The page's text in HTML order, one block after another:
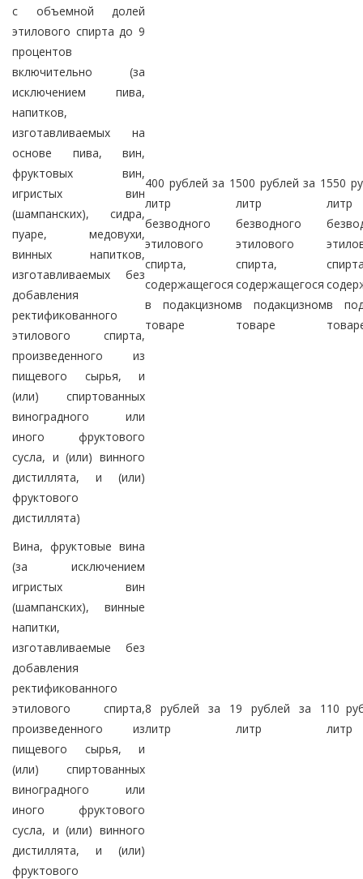
с объемной долей
этилового спирта до 9
процентов
включительно (за
исключением пива,
напитков,
изготавливаемых на
основе пива, вин,
фруктовых вин,
игристых вин
(шампанских), сидра,
пуаре, медовухи,
винных напитков,
изготавливаемых без
добавления
ректификованного
этилового спирта,
произведенного из
пищевого сырья, и
(или) спиртованных
виноградного или
иного фруктового
сусла, и (или) винного
дистиллята, и (или)
фруктового
дистиллята)
400 рублей за 1
литр
безводного
этилового
спирта,
содержащегося
в подакцизном
товаре
500 рублей за 1
литр
безводного
этилового
спирта,
содержащегося
в подакцизном
товаре
550
литр
в
Вина, фруктовые вина
(за исключением
игристых вин
(шампанских), винные
напитки,
изготавливаемые без
добавления
ректификованного
этилового спирта,
произведенного из
пищевого сырья, и
(или) спиртованных
виноградного или
иного фруктового
сусла, и (или) винного
дистиллята, и (или)
фруктового
8 рублей за 1
литр
9 рублей за 1
литр
10
литр